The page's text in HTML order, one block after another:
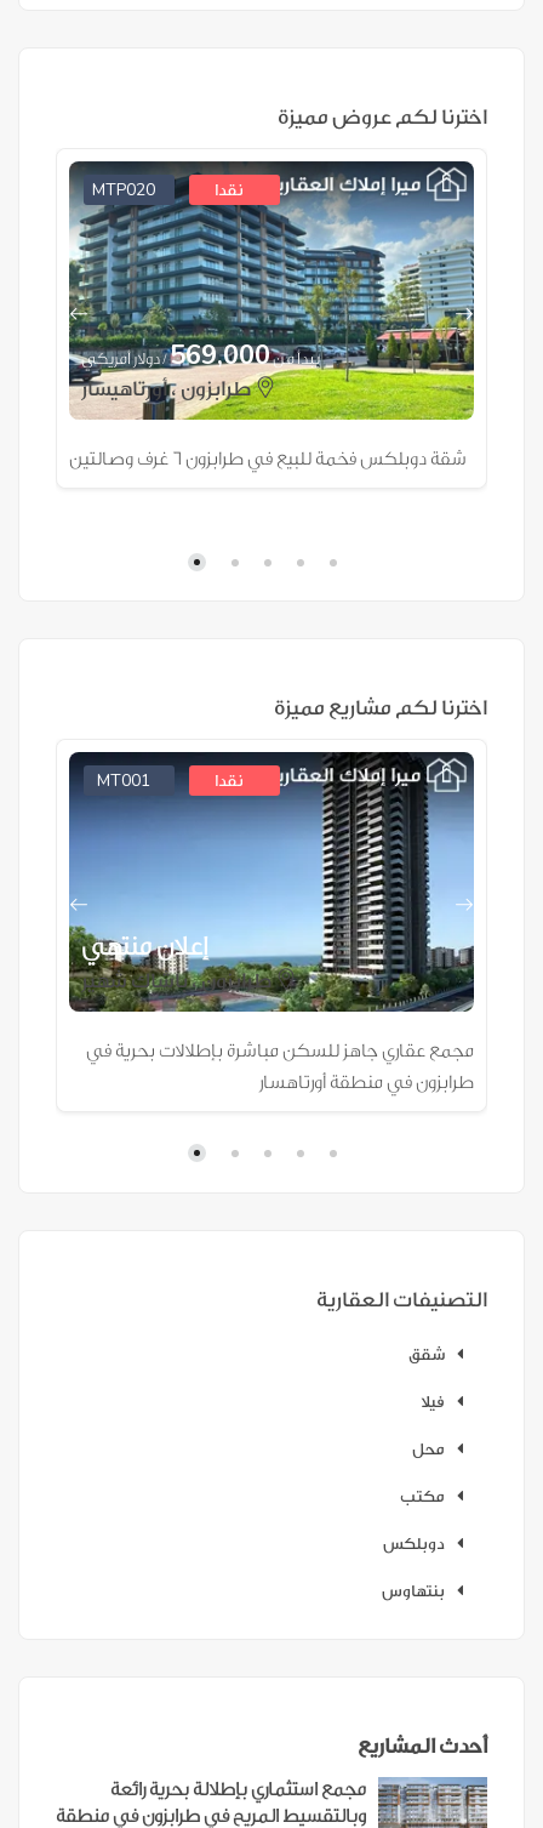
اخترنا لكم عروض مميزة
MTP020 نقدا
يبدأ من569,000/ دولار أمريكي
طرابزون ، أورتاهيسار
شقة دوبلكس فخمة للبيع في طرابزون 6 غرف وصالتين
اخترنا لكم مشاريع مميزة
MT001 نقدا
إعلان منتهي
طرابزون ، باشاك شهير
مجمع عقاري جاهز للسكن مباشرة بإطلالات بحرية في
طرابزون في منطقة أورتاهسار
التصنيفات العقارية
شقق
فيلا
محل
مكتب
دوبلكس
بنتهاوس
أحدث المشاريع
مجمع استثماري بإطلالة بحرية رائعة
وبالتقسيط المريح في طرابزون في منطقة